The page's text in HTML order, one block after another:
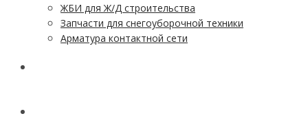
ЖБИ для Ж/Д строительства
Запчасти для снегоуборочной техники
Арматура контактной сети